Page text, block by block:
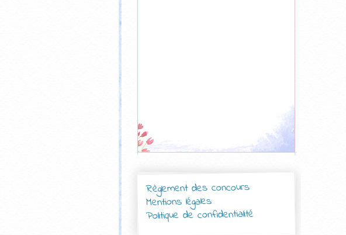
Règlement des concours
Mentions légales
Politique de confidentialité